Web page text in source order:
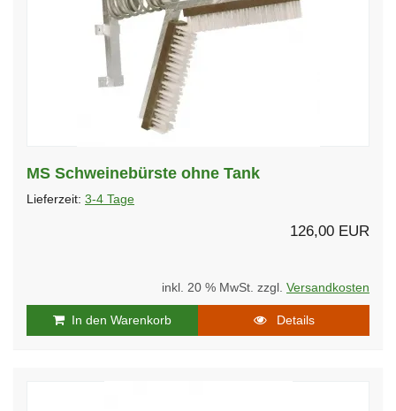
MS Schweinebürste ohne Tank
Lieferzeit: 3-4 Tage
126,00 EUR
inkl. 20 % MwSt. zzgl. Versandkosten
In den Warenkorb Details